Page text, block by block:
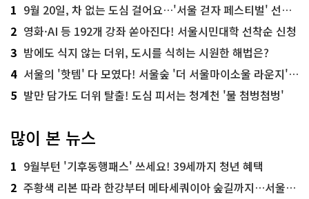
1 9월 20일, 차 없는 도심 걸어요…'서울 걷자 페스티벌' 선착순 5천명
2 영화·AI 등 192개 강좌 쏟아진다! 서울시민대학 선착순 신청
3 밤에도 식지 않는 더위, 도시를 식히는 시원한 해법은?
4 서울의 '핫템' 다 모였다! 서울숲 '더 서울마이소울 라운지' 오픈
5 발만 담가도 더위 탈출! 도심 피서는 청계천 '물 첨벙첨벙'
많이 본 뉴스
1 9월부턴 '기후동행패스' 쓰세요! 39세까지 청년 혜택
2 주황색 리본 따라 한강부터 메타세쿼이아 숲길까지…서울둘레길 15코스